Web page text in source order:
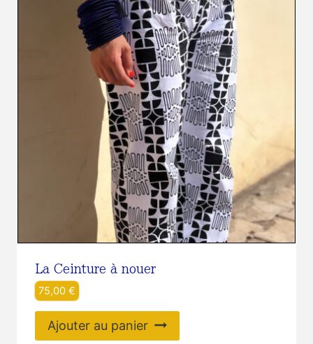
La Ceinture à nouer
75,00 €
Ajouter au panier